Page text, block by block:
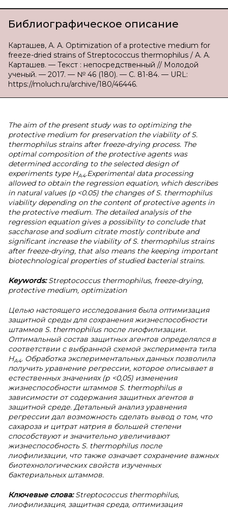
Библиографическое описание
Карташев, А. А. Optimization of a protective medium for
freeze-dried strains of Streptococcus thermophilus / А. А.
Карташев. — Текст : непосредственный // Молодой
ученый. — 2017. — № 46 (180). — С. 81-84. — URL:
https://moluch.ru/archive/180/46446.
The aim of the present study was to optimizing the
protective medium for preservation the viability of S.
thermophilus strains after freeze-drying process. The
optimal composition of the protective agents was
determined according to the selected design of
experiments type HA4.Experimental data processing
allowed to obtain the regression equation, which describes
in natural values (p <0.05) the changes of S. thermophilus
viability depending on the content of protective agents in
the protective medium. The detailed analysis of the
regression equation gives a possibility to conclude that
saccharose and sodium citrate mostly contribute and
significant increase the viability of S. thermophilus strains
after freeze-drying, that also means the keeping important
biotechnological properties of studied bacterial strains.
Keywords:Streptococcus thermophilus, freeze-drying,
protective medium, optimization
Целью настоящего исследования была оптимизация
защитной среды для сохранения жизнеспособности
штаммов S. thermophilus после лиофилизации.
Оптимальный состав защитных агентов определялся в
соответствии с выбранной схемой эксперимента типа
HA4. Обработка экспериментальных данных позволила
получить уравнение регрессии, которое описывает в
естественных значениях (р <0,05) изменения
жизнеспособности штаммов S. thermophilus в
зависимости от содержания защитных агентов в
защитной среде. Детальный анализ уравнения
регрессии дал возможность сделать вывод о том, что
сахароза и цитрат натрия в большей степени
способствуют и значительно увеличивают
жизнеспособность S. thermophilus после
лиофилизации, что также означает сохранение важных
биотехнологических свойств изученных
бактериальных штаммов.
Ключевые слова:Streptococcus thermophilus,
лиофилизация, защитная среда, оптимизация